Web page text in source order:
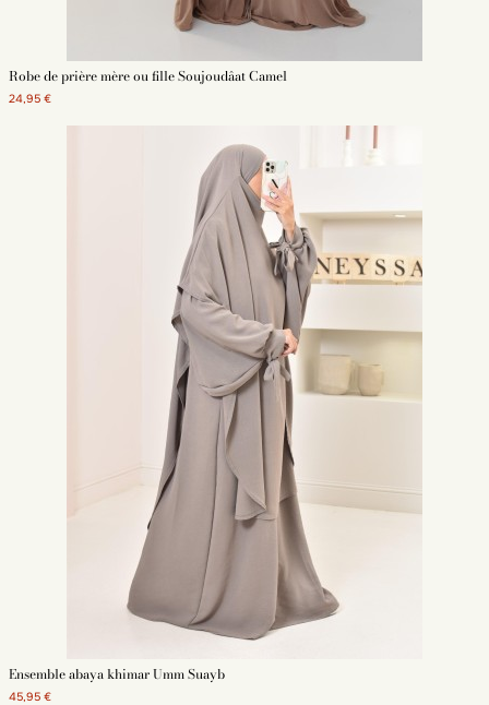
Robe de prière mère ou fille Soujoudâat Camel
24,95 €
Ensemble abaya khimar Umm Suayb
45,95 €